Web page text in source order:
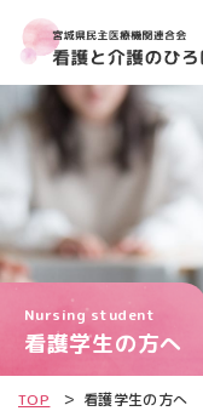
Nursing student
看護学生の方へ
TOP 看護学生の方へ